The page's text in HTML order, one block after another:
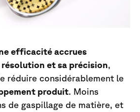
efficacité accrues
résolution et sa précision,
réduire considérablement le
produit. Moins
de gaspillage de matière, et